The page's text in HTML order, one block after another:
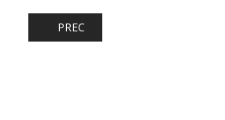
ARTICOLO PRECEDENTE:
PREC